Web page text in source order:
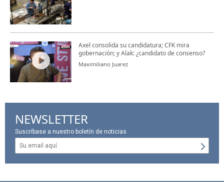
Axel consolida su candidatura; CFK mira
gobernación; y Alak: ¿candidato de consenso?
Maximiliano Juarez
NEWSLETTER
Suscríbase a nuestro boletín de noticias